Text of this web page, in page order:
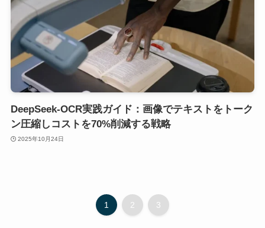
DeepSeek-OCR実践ガイド：画像でテキストをトーク
ン圧縮しコストを70%削減する戦略
2025年10月24日
1 2 3